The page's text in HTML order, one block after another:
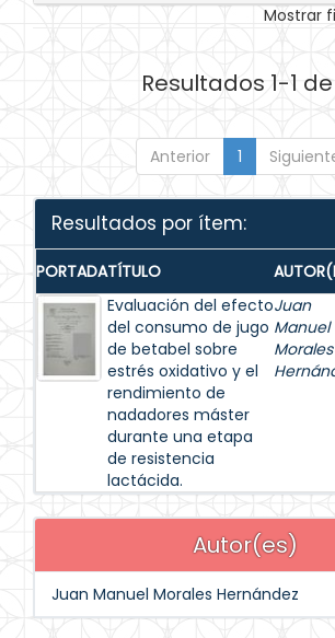
Mostrar
Resultados 1-1 de
Anterior 1
Resultados por ítem:
PORTADATÍTULO
Evaluación del efecto
del consumo de jugo
de betabel sobre
estrés oxidativo y el
rendimiento de
nadadores máster
durante una etapa
de resistencia
lactácida.
Juan
Manuel
Morales
Autor(es)
Juan Manuel Morales Hernández